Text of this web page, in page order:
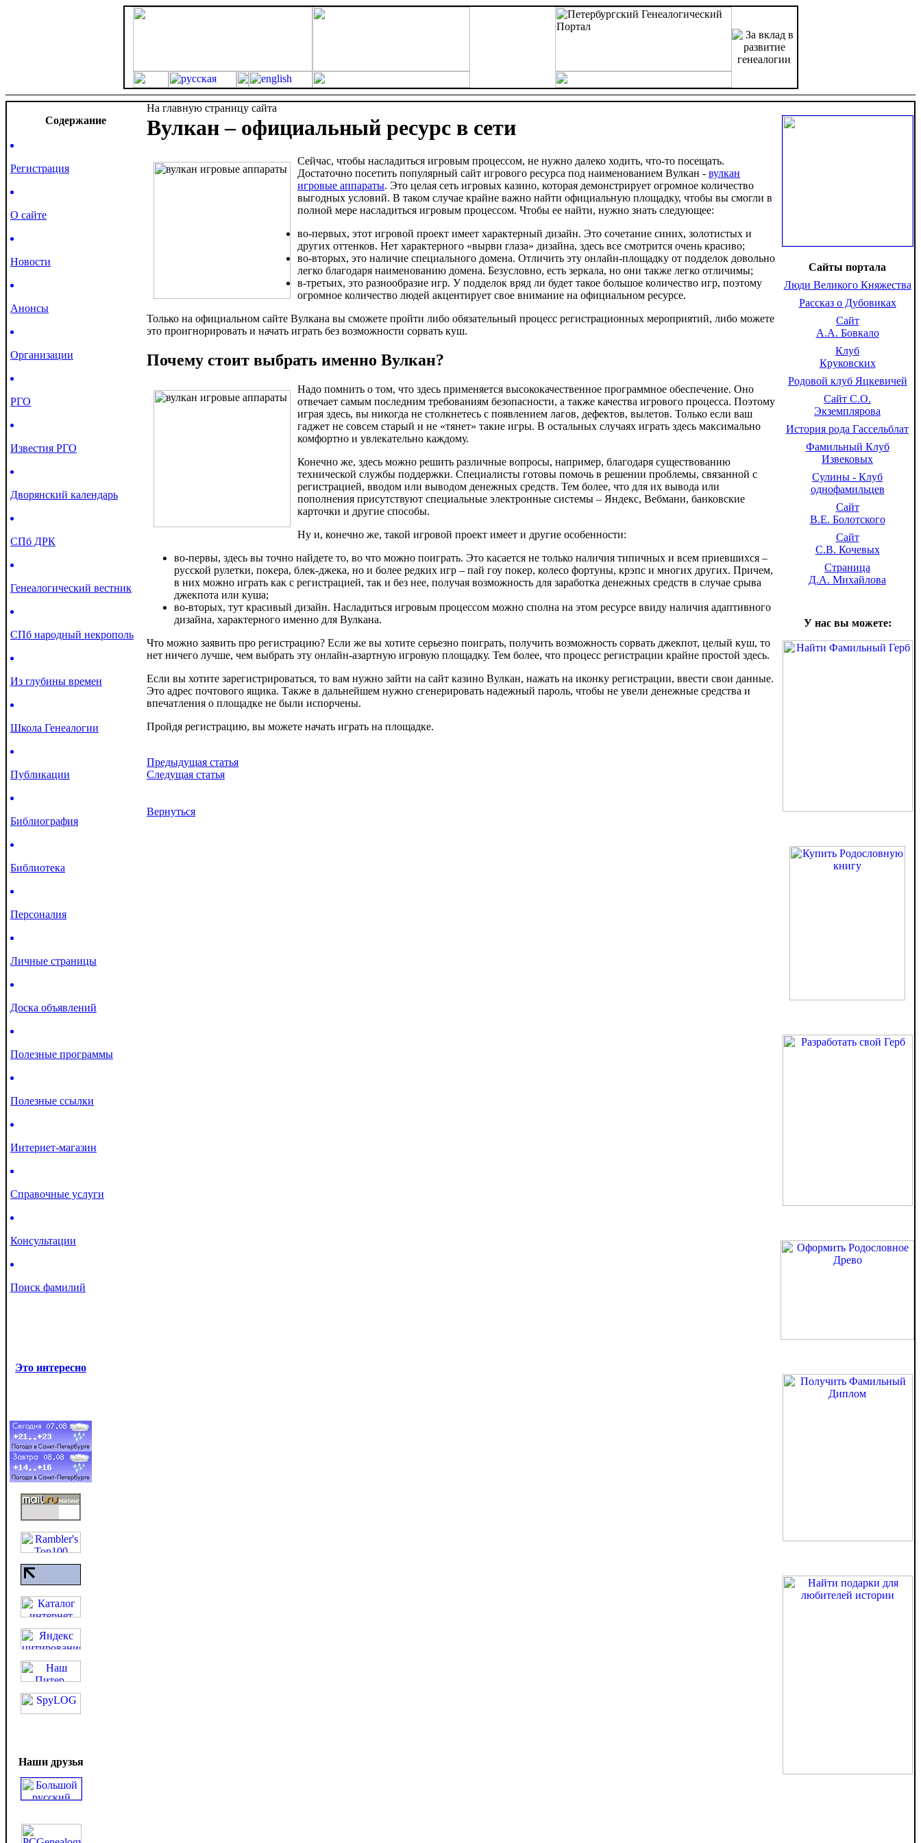
Cодержание
Регистрация
О сайте
Новости
Анонсы
Организации
РГО
Известия РГО
Дворянский календарь
СПб ДРК
Генеалогический вестник
СПб народный некрополь
Из глубины времен
Школа Генеалогии
Публикации
Библиография
Библиотека
Персоналия
Личные страницы
Доска объявлений
Полезные программы
Полезные ссылки
Интернет-магазин
Справочные услуги
Консультации
Поиск фамилий
Это интересно
Наши друзья
На главную страницу сайта
Вулкан – официальный ресурс в сети
Сейчас, чтобы насладиться игровым процессом, не нужно далеко ходить, что-то посещать.
Достаточно посетить популярный сайт игрового ресурса под наименованием Вулкан - вулкан
игровые аппараты. Это целая сеть игровых казино, которая демонстрирует огромное количество
выгодных условий. В таком случае крайне важно найти официальную площадку, чтобы вы смогли в
полной мере насладиться игровым процессом. Чтобы ее найти, нужно знать следующее:
во-первых, этот игровой проект имеет характерный дизайн. Это сочетание синих, золотистых и
других оттенков. Нет характерного «вырви глаза» дизайна, здесь все смотрится очень красиво;
во-вторых, это наличие специального домена. Отличить эту онлайн-площадку от подделок довольно
легко благодаря наименованию домена. Безусловно, есть зеркала, но они также легко отличимы;
в-третьих, это разнообразие игр. У подделок вряд ли будет такое большое количество игр, поэтому
огромное количество людей акцентирует свое внимание на официальном ресурсе.
Только на официальном сайте Вулкана вы сможете пройти либо обязательный процесс регистрационных мероприятий, либо можете
это проигнорировать и начать играть без возможности сорвать куш.
Почему стоит выбрать именно Вулкан?
Надо помнить о том, что здесь применяется высококачественное программное обеспечение. Оно
отвечает самым последним требованиям безопасности, а также качества игрового процесса. Поэтому
играя здесь, вы никогда не столкнетесь с появлением лагов, дефектов, вылетов. Только если ваш
гаджет не совсем старый и не «тянет» такие игры. В остальных случаях играть здесь максимально
комфортно и увлекательно каждому.
Конечно же, здесь можно решить различные вопросы, например, благодаря существованию
технической службы поддержки. Специалисты готовы помочь в решении проблемы, связанной с
регистрацией, вводом или выводом денежных средств. Тем более, что для их вывода или
пополнения присутствуют специальные электронные системы – Яндекс, Вебмани, банковские
карточки и другие способы.
Ну и, конечно же, такой игровой проект имеет и другие особенности:
во-первы, здесь вы точно найдете то, во что можно поиграть. Это касается не только наличия типичных и всем приевшихся –
русской рулетки, покера, блек-джека, но и более редких игр – пай гоу покер, колесо фортуны, крэпс и многих других. Причем,
в них можно играть как с регистрацией, так и без нее, получая возможность для заработка денежных средств в случае срыва
джекпота или куша;
во-вторых, тут красивый дизайн. Насладиться игровым процессом можно сполна на этом ресурсе ввиду наличия адаптивного
дизайна, характерного именно для Вулкана.
Что можно заявить про регистрацию? Если же вы хотите серьезно поиграть, получить возможность сорвать джекпот, целый куш, то
нет ничего лучше, чем выбрать эту онлайн-азартную игровую площадку. Тем более, что процесс регистрации крайне простой здесь.
Если вы хотите зарегистрироваться, то вам нужно зайти на сайт казино Вулкан, нажать на иконку регистрации, ввести свои данные.
Это адрес почтового ящика. Также в дальнейшем нужно сгенерировать надежный пароль, чтобы не увели денежные средства и
впечатления о площадке не были испорчены.
Пройдя регистрацию, вы можете начать играть на площадке.
Предыдущая статья
Следущая статья
Вернуться
Сайты портала
Люди Великого Княжества
Рассказ о Дубовиках
Сайт
А.А. Бовкало
Клуб
Круковских
Родовой клуб Яцкевичей
Сайт С.О.
Экземплярова
История рода Гассельблат
Фамильный Клуб
Извековых
Сулины - Клуб
однофамильцев
Сайт
В.Е. Болотского
Сайт
С.В. Кочевых
Страница
Д.А. Михайлова
У нас вы можете: